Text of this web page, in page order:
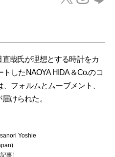
哉氏が理想とする時計をカ
したNAOYA HIDA＆Co.のコ
フォルムとムーブメント、
けられた。
Yoshie
事］